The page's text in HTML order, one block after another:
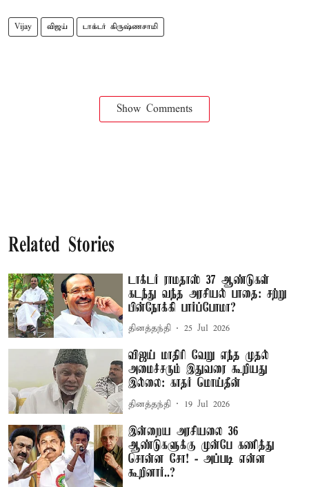
Vijay விஜய் டாக்டர் கிருஷ்ணசாமி
Show Comments
Related Stories
டாக்டர் ராமதாஸ் 37 ஆண்டுகள்
கடந்து வந்த அரசியல் பாதை: சற்று
பின்நோக்கி பார்ப்போமா?
தினத்தந்தி 25 Jul 2026
விஜய் மாதிரி வேறு எந்த முதல்
அமைச்சரும் இதுவரை கூறியது
இல்லை: காதர் மொய்தீன்
தினத்தந்தி 19 Jul 2026
இன்றைய அரசியலை 36
ஆண்டுகளுக்கு முன்பே கணித்து
சொன்ன சோ! - அப்படி என்ன
கூறினார்..?